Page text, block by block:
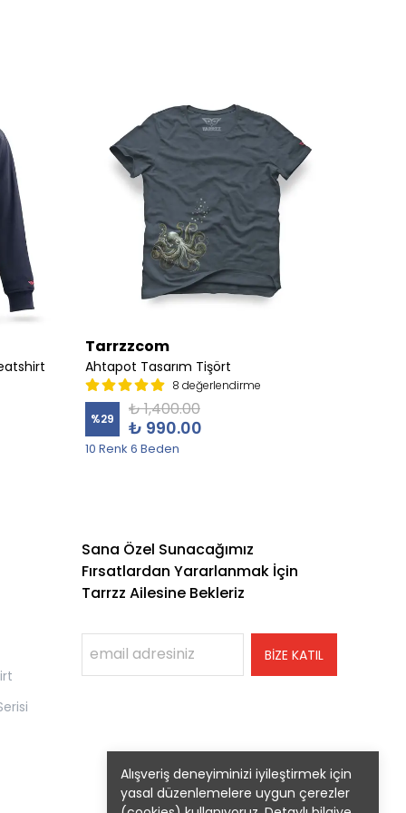
Alışveriş deneyiminizi iyileştirmek için
yasal düzenlemelere uygun çerezler
Tarrzzcom
Ahtapot Tasarım Tişört
8 değerlendirme
%29 ₺ 1,400.00
₺ 990.00
10 Renk 6 Beden
Sana Özel Sunacağımız
Fırsatlardan Yararlanmak İçin
Tarrzz Ailesine Bekleriz
BİZE KATIL